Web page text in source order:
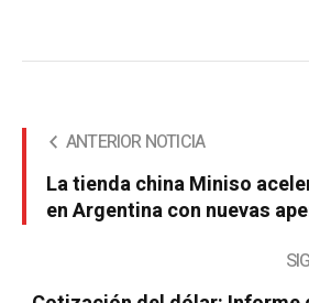
ANTERIOR NOTICIA
La tienda china Miniso
en Argentina con nuevas